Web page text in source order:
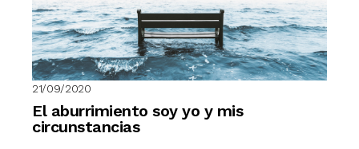
21/09/2020
El aburrimiento soy yo y mis
circunstancias